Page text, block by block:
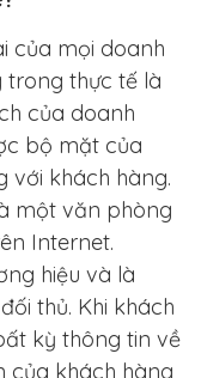
của mọi doanh
trong thực tế là
của doanh
bộ mặt của
với khách hàng.
một văn phòng
Internet.
hiệu và là
thủ. Khi khách
kỳ thông tin về
của khách hàng